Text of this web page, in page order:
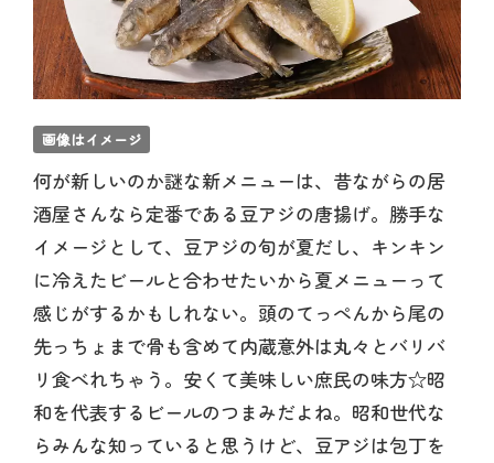
画像はイメージ
何が新しいのか謎な新メニューは、昔ながらの居
酒屋さんなら定番である豆アジの唐揚げ。勝手な
イメージとして、豆アジの旬が夏だし、キンキン
に冷えたビールと合わせたいから夏メニューって
感じがするかもしれない。頭のてっぺんから尾の
先っちょまで骨も含めて内蔵意外は丸々とバリバ
リ食べれちゃう。安くて美味しい庶民の味方☆昭
和を代表するビールのつまみだよね。昭和世代な
らみんな知っていると思うけど、豆アジは包丁を